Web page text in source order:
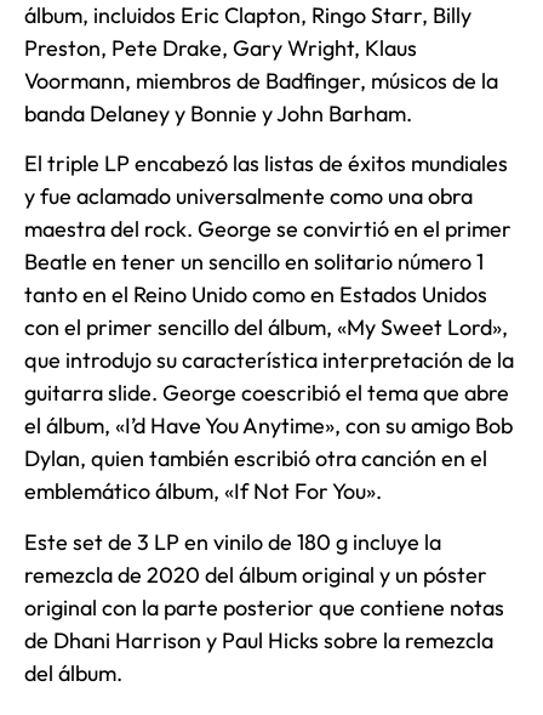
álbum, incluidos Eric Clapton, Ringo Starr, Billy
Preston, Pete Drake, Gary Wright, Klaus
Voormann, miembros de Badfinger, músicos de la
banda Delaney y Bonnie y John Barham.
El triple LP encabezó las listas de éxitos mundiales
y fue aclamado universalmente como una obra
maestra del rock. George se convirtió en el primer
Beatle en tener un sencillo en solitario número 1
tanto en el Reino Unido como en Estados Unidos
con el primer sencillo del álbum, «My Sweet Lord»,
que introdujo su característica interpretación de la
guitarra slide. George coescribió el tema que abre
el álbum, «I’d Have You Anytime», con su amigo Bob
Dylan, quien también escribió otra canción en el
emblemático álbum, «If Not For You».
Este set de 3 LP en vinilo de 180 g incluye la
remezcla de 2020 del álbum original y un póster
original con la parte posterior que contiene notas
de Dhani Harrison y Paul Hicks sobre la remezcla
del álbum.